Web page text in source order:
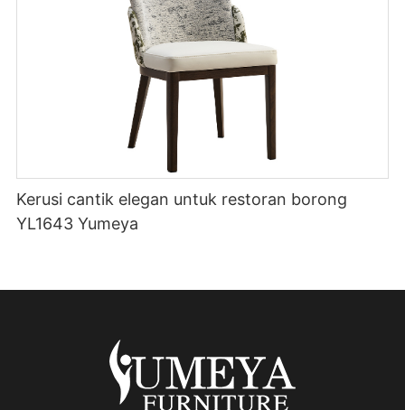
Kerusi cantik elegan untuk restoran borong
YL1643 Yumeya